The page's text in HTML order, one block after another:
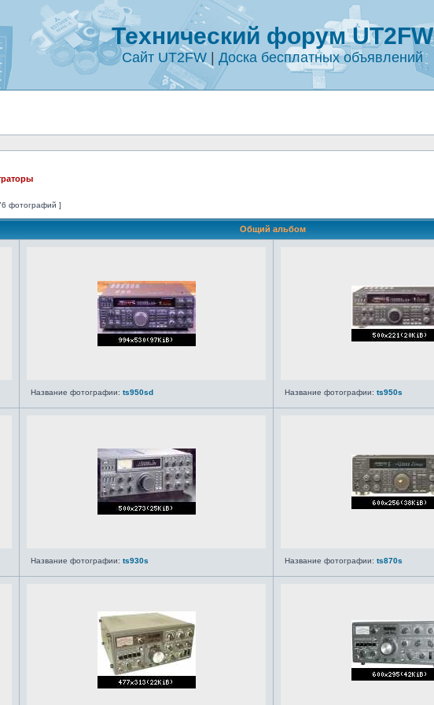
Технический форум UT2FW
Сайт UT2FW| Доска бесплатных объявлений
фотографий ]
Общий альбом
Название фотографии: ts950sd Название фотографии: ts950s
Название фотографии: ts930s Название фотографии: ts870s